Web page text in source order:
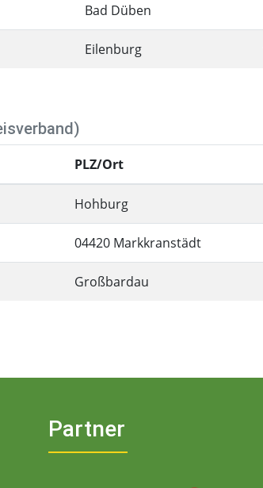
Bad Düben
Eilenburg
PLZ/Ort
Hohburg
04420 Markkranstädt
Großbardau
Partner